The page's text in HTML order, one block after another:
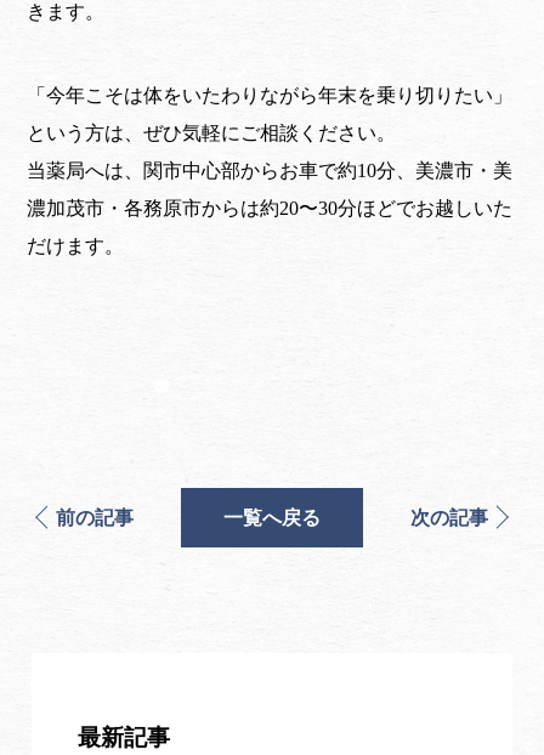
きます。
「今年こそは体をいたわりながら年末を乗り切りたい」
という方は、ぜひ気軽にご相談ください。
当薬局へは、関市中心部からお車で約10分、美濃市・美
濃加茂市・各務原市からは約20〜30分ほどでお越しいた
だけます。
前の記事 一覧へ戻る 次の記事
最新記事